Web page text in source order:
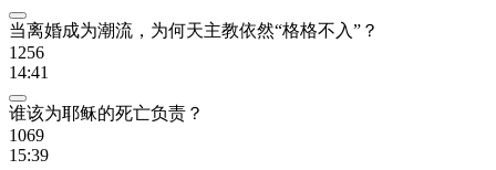
当离婚成为潮流，为何天主教依然“格格不入”？
1256
14:41
谁该为耶稣的死亡负责？
1069
15:39